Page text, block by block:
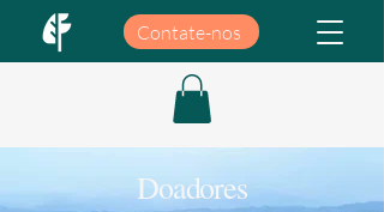
Contate-nos
Doadores